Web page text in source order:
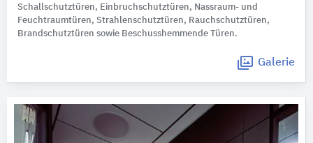
Schallschutztüren, Einbruchschutztüren, Nassraum- und
Feuchtraumtüren, Strahlenschutztüren, Rauchschutztüren,
Brandschutztüren sowie Beschusshemmende Türen.
Galerie